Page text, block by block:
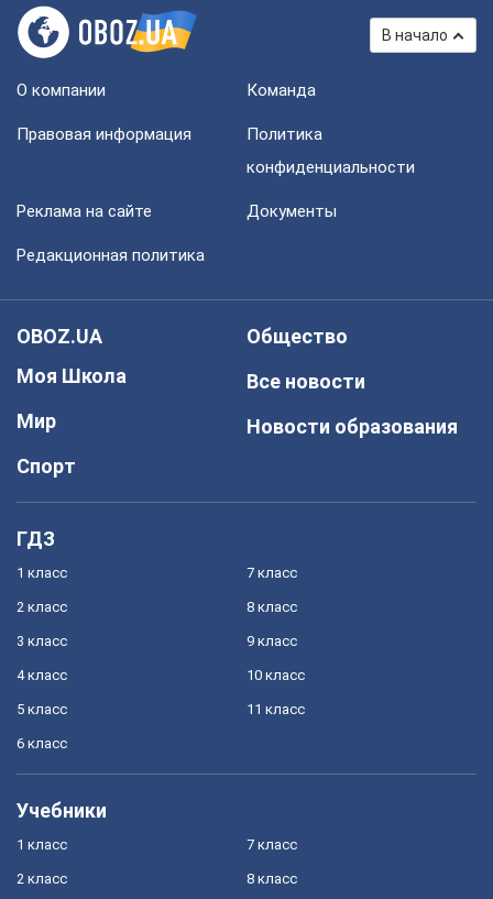
В начало
О компании Команда
Правовая информация
Политика
конфиденциальности
Реклама на сайте Документы
Редакционная политика
OBOZ.UA
Моя Школа
Мир
Спорт
Общество
Все новости
Новости образования
ГДЗ
1 класс
2 класс
3 класс
4 класс
5 класс
6 класс
7 класс
8 класс
9 класс
10 класс
11 класс
Учебники
1 класс
2 класс
7 класс
8 класс